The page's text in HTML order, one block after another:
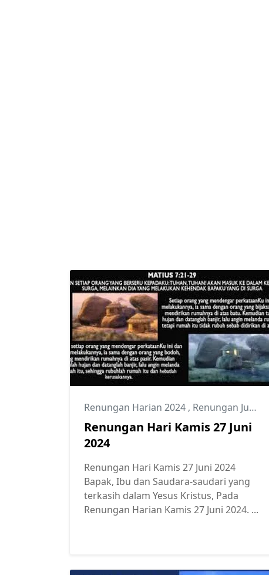
Renungan Harian 2024 , Renungan Juni 2024
Renungan Hari Kamis 27 Juni
2024
Renungan Hari Kamis 27 Juni 2024
Bapak, Ibu dan Saudara-saudari yang
terkasih dalam Yesus Kristus, Pada
Renungan Harian Kamis 27 Juni 2024. ...